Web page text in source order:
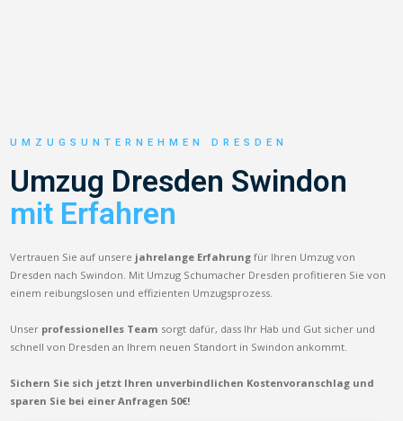
UMZUGSUNTERNEHMEN DRESDEN
Umzug Dresden Swindon
mit Erfahren
Vertrauen Sie auf unsere jahrelange Erfahrung für Ihren Umzug von
Dresden nach Swindon. Mit Umzug Schumacher Dresden profitieren Sie von
einem reibungslosen und effizienten Umzugsprozess.
Unser professionelles Team sorgt dafür, dass Ihr Hab und Gut sicher und
schnell von Dresden an Ihrem neuen Standort in Swindon ankommt.
Sichern Sie sich jetzt Ihren unverbindlichen Kostenvoranschlag und
sparen Sie bei einer Anfragen 50€!